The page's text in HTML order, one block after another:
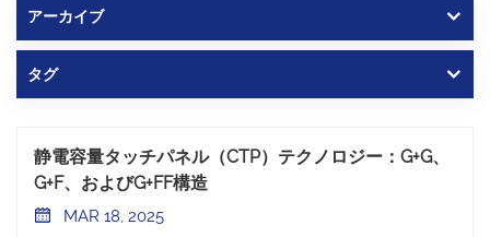
アーカイブ
タグ
静電容量タッチパネル（CTP）テクノロジー：G+G、
G+F、およびG+FF構造
MAR 18, 2025